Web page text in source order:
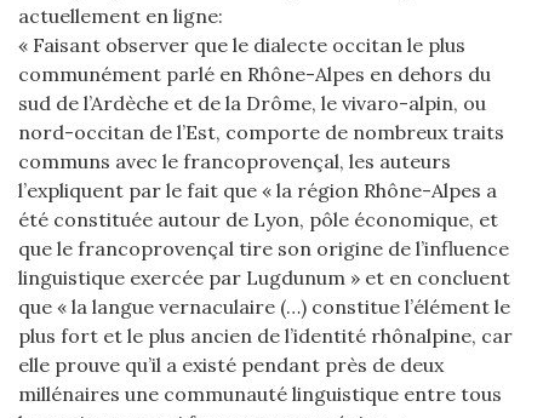
actuellement en ligne:
« Faisant observer que le dialecte occitan le plus
communément parlé en Rhône-Alpes en dehors du
sud de l’Ardèche et de la Drôme, le vivaro-alpin, ou
nord-occitan de l’Est, comporte de nombreux traits
communs avec le francoprovençal, les auteurs
l’expliquent par le fait que « la région Rhône-Alpes a
été constituée autour de Lyon, pôle économique, et
que le francoprovençal tire son origine de l’influence
linguistique exercée par Lugdunum » et en concluent
que « la langue vernaculaire (…) constitue l’élément le
plus fort et le plus ancien de l’identité rhônalpine, car
elle prouve qu’il a existé pendant près de deux
millénaires une communauté linguistique entre tous